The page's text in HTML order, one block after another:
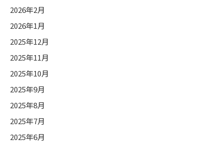
2026年2月
2026年1月
2025年12月
2025年11月
2025年10月
2025年9月
2025年8月
2025年7月
2025年6月